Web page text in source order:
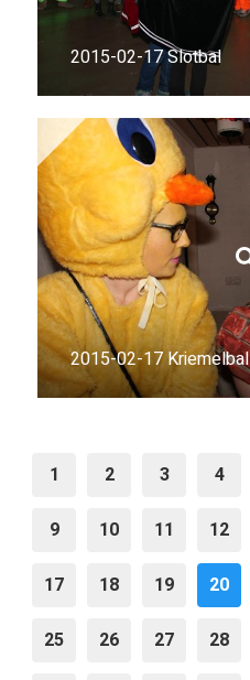
2015-02-17 Slotbal
2015-02-17 Kriemelbal
1 2 3 4
9 10 11 12
17 18 19 20
25 26 27 28